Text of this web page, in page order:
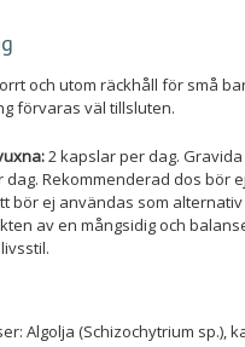
och utom räckhåll för små
förvaras väl tillsluten.
2 kapslar per dag. Gravida
dag. Rekommenderad dos bör
bör ej användas som
av en mångsidig och
Algolja (Schizochytrium sp.),